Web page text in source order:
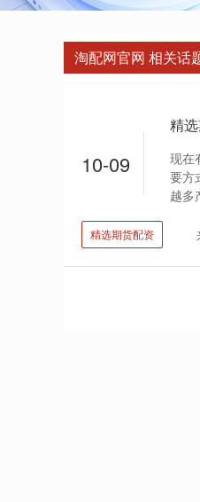
淘配网官网 相关话
10-09
现在
要方
越多
精选期货配资